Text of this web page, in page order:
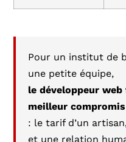
Pour un institut de
une petite équipe,
le développeur
meilleur compromis
: le tarif d’un
et une relation